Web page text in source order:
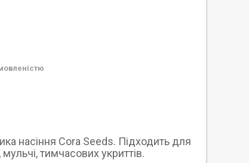
насіння Cora Seeds. Підходить для
тимчасових укриттів.